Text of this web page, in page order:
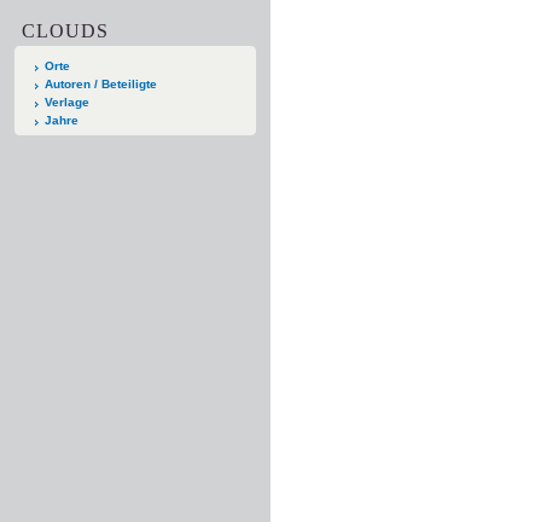
CLOUDS
Orte
Autoren / Beteiligte
Verlage
Jahre